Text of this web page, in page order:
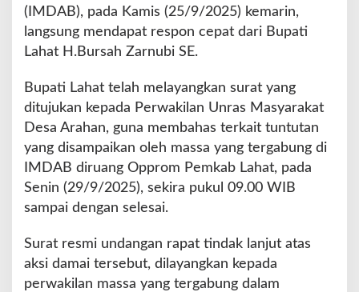
a
i
L
h
a
U
n
d
a
g
e
r
w
(IMDAB), pada Kamis (25/9/2025) kemarin,
langsung mendapat respon cepat dari Bupati
Lahat H.Bursah Zarnubi SE.
Bupati Lahat telah melayangkan surat yang
ditujukan kepada Perwakilan Unras Masyarakat
Desa Arahan, guna membahas terkait tuntutan
yang disampaikan oleh massa yang tergabung di
IMDAB diruang Opprom Pemkab Lahat, pada
Senin (29/9/2025), sekira pukul 09.00 WIB
sampai dengan selesai.
Surat resmi undangan rapat tindak lanjut atas
aksi damai tersebut, dilayangkan kepada
perwakilan massa yang tergabung dalam